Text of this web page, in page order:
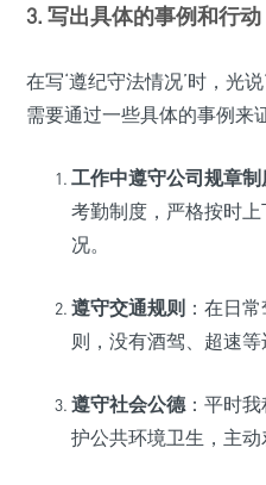
3. 写出具体的事例和行
在写‘遵纪守法情况’时，光
需要通过一些具体的事例来
工作中遵守公司规章制
考勤制度，严格按时
况。
遵守交通规则 ：在日
则，没有酒驾、超速等
遵守社会公德 ：平时
护公共环境卫生，主动